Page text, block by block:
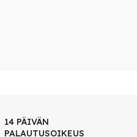
14 PÄIVÄN
PALAUTUSOIKEUS